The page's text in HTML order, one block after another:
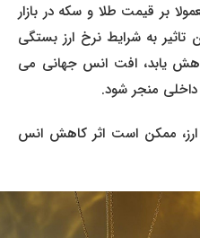
قیمت طلا و سکه در بازار
به شرایط نرخ ارز بستگی
یابد، افت انس جهانی می
منجر شود.
ممکن است اثر کاهش انس